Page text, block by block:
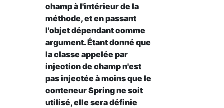
champ à l'intérieur de la
méthode, et en passant
l'objet dépendant comme
argument. Étant donné que
la classe appelée par
injection de champ n'est
pas injectée à moins que le
conteneur Spring ne soit
utilisé, elle sera définie